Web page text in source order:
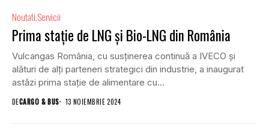
Noutati Servicii
Prima stație de LNG și Bio-LNG din România
Vulcangas România, cu susținerea continuă a IVECO și
alături de alți parteneri strategici din industrie, a inaugurat
astăzi prima stație de alimentare cu...
DECARGO & BUS 13 NOIEMBRIE 2024